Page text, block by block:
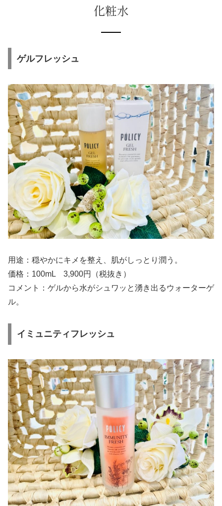
化粧水
ゲルフレッシュ
用途：穏やかにキメを整え、肌がしっとり潤う。
価格：100mL 3,900円（税抜き）
コメント：ゲルから水がシュワッと湧き出るウォーターゲ
ル。
イミュニティフレッシュ